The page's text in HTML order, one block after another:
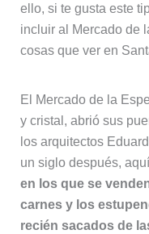
ello, si te gusta este
incluir al Mercado de
cosas que ver en
El Mercado de la
y cristal, abrió sus
los arquitectos
un siglo después,
en los que se
carnes y los
recién sacados de